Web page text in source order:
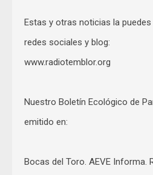
Estas y otras noticias la
redes sociales y blog:
www.radiotemblor.org
Nuestro Boletín Ecológico de
emitido en:
Bocas del Toro. AEVE Informa.